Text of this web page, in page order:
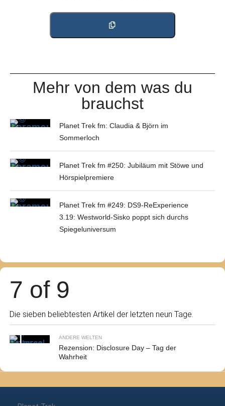
Mehr von dem was du
brauchst
Planet Trek fm: Claudia & Björn im
Sommerloch
Planet Trek fm #250: Jubiläum mit Stöwe und
Hörspielpremiere
Planet Trek fm #249: DS9-ReExperience
3.19: Westworld-Sisko poppt sich durchs
Spiegeluniversum
7 of 9
Die sieben beliebtesten Artikel der letzten neun Tage.
ANDERE WELTEN
Rezension: Disclosure Day – Tag der
Wahrheit